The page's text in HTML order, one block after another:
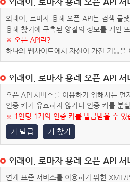
외래어, 로마자 용례 오픈 API는 검색 플
용례 찾기에 구축된 양질의 정보를 개인
※ 오픈 API란?
하나의 웹사이트에서 자신이 가진 기능
외래어, 로마자 용례 오픈 API
오픈 API 서비스를 이용하기 위해서는
인증 키가 유효하지 않거나 인증 키를 분
※ 1인당 1개의 인증 키를 발급받을 수 있
키 발급 키 찾기
외래어, 로마자 용례 오픈 API 서
연계 표준 서비스를 이용하기 위한 XML/